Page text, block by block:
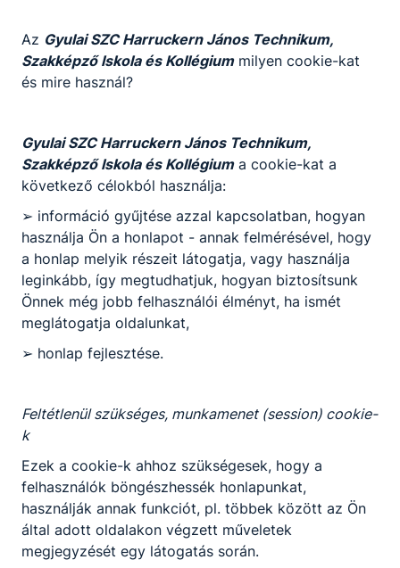
KOMPETENCIAELVÁRÁS
Felelősségtudat, kapcsolatteremtő készség,
döntésképesség, kreativitás, ötletgazdagság.
a 0-3 éves korú gyermekek testi és
pszichés szükségleteinek kielégítését,
nevelését, harmonikus fejlődésük
támogatását, mintaszerű viselkedéssel és
beszédmóddal szocializációjuk segítését
végzi;
ismernie kell a kisgyermekek testi-lelki
módszereit, eljárásait, melyről
dokumentációt vezet. Ezen ismeretek
tevékenységeiket megszervezni, ﬁzikai,
érzelmi biztonságot nyújtani számukra;
az általa megtervezett napi-, illetve
hetirend mentén megteremti a gyermekek
önálló tevékenységének feltételeit,
Az Gyulai SZC Harruckern János Technikum,
Szakképző Iskola és Kollégiummilyen cookie-kat
és mire használ?
Gyulai SZC Harruckern János Technikum,
Szakképző Iskola és Kollégiuma cookie-kat a
következő célokból használja:
➢ információ gyűjtése azzal kapcsolatban, hogyan
használja Ön a honlapot - annak felmérésével, hogy
a honlap melyik részeit látogatja, vagy használja
leginkább, így megtudhatjuk, hogyan biztosítsunk
Önnek még jobb felhasználói élményt, ha ismét
meglátogatja oldalunkat,
➢ honlap fejlesztése.
Feltétlenül szükséges, munkamenet (session) cookie-
k
Ezek a cookie-k ahhoz szükségesek, hogy a
felhasználók böngészhessék honlapunkat,
használják annak funkciót, pl. többek között az Ön
által adott oldalakon végzett műveletek
megjegyzését egy látogatás során.